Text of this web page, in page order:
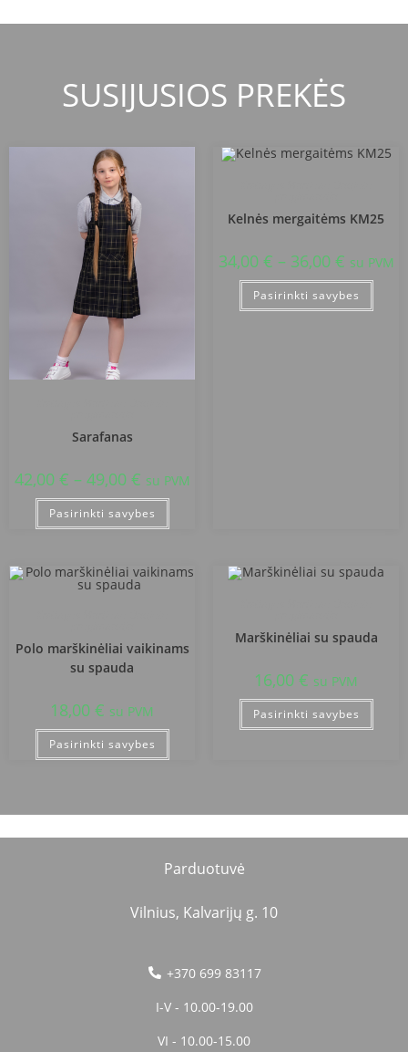
SUSIJUSIOS PREKĖS
Sarafanas
42,00 € – 49,00 € su PVM
Pasirinkti savybes
Kelnės mergaitėms KM25
34,00 € – 36,00 € su PVM
Pasirinkti savybes
Polo marškinėliai vaikinams
su spauda
18,00 € su PVM
Pasirinkti savybes
Marškinėliai su spauda
16,00 € su PVM
Pasirinkti savybes
Parduotuvė
Vilnius, Kalvarijų g. 10
+370 699 83117
I-V - 10.00-19.00
VI - 10.00-15.00